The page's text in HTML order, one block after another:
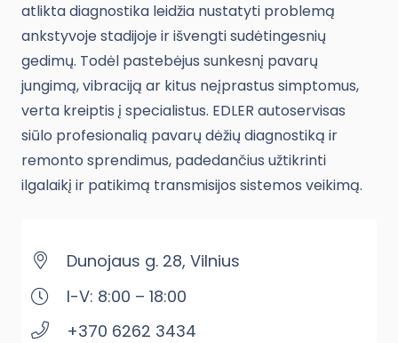
atlikta diagnostika leidžia nustatyti problemą
ankstyvoje stadijoje ir išvengti sudėtingesnių
gedimų. Todėl pastebėjus sunkesnį pavarų
jungimą, vibraciją ar kitus neįprastus simptomus,
verta kreiptis į specialistus. EDLER autoservisas
siūlo profesionalią pavarų dėžių diagnostiką ir
remonto sprendimus, padedančius užtikrinti
ilgalaikį ir patikimą transmisijos sistemos veikimą.
Dunojaus g. 28, Vilnius
I-V: 8:00 – 18:00
+370 6262 3434